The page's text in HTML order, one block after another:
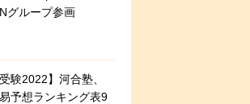
グループ参画
受験2022】河合塾、
予想ランキング表9